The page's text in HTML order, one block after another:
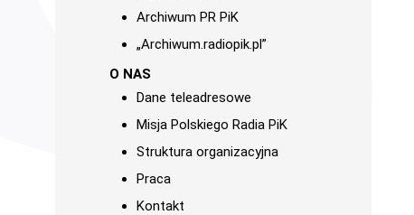
Archiwum PR PiK
„Archiwum.radiopik.pl”
O NAS
Dane teleadresowe
Misja Polskiego Radia PiK
Struktura organizacyjna
Praca
Kontakt